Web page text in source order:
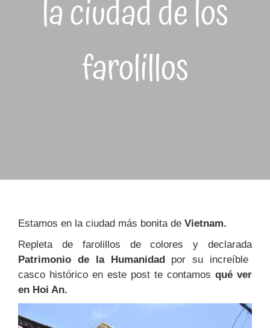
la ciudad de los
farolillos
Estamos en la ciudad más bonita de Vietnam.
Repleta de farolillos de colores y declarada
Patrimonio de la Humanidadpor su increíble
casco histórico en este post te contamos qué ver
en Hoi An.